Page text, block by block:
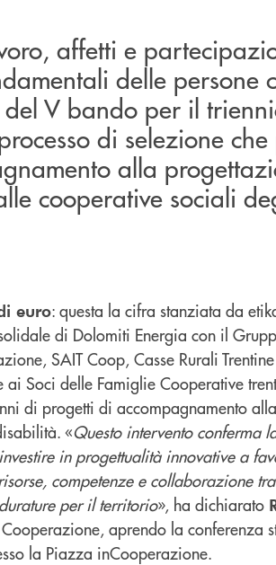
affetti e
delle persone
V bando per il
di selezione
alla
cooperative sociali
euro: questa la cifra stanziata da
di Dolomiti Energia con il
SAIT Coop, Casse Rurali
ai Soci delle Famiglie Cooperative
di progetti di accompagnamento
«Questo intervento conferma
in progettualità innovative a
competenze e collaborazione
per il territorio», ha dichiarato
aprendo la conferenza
la Piazza inCooperazione.